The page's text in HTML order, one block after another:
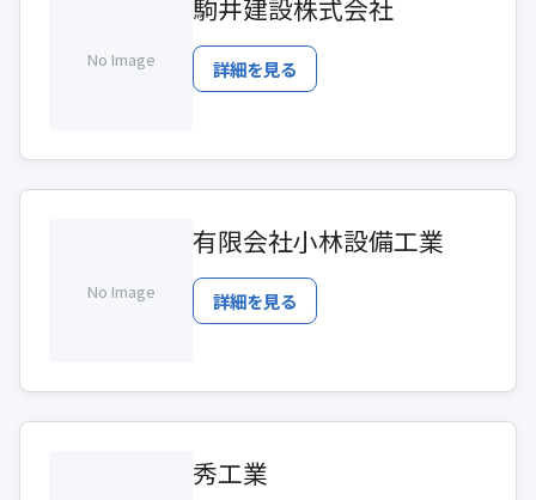
No Image
駒井建設株式会社
詳細を見る
No Image
有限会社小林設備工業
詳細を見る
秀工業